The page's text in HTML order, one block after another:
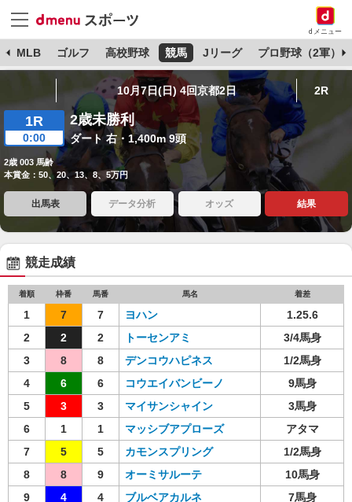
dメニュー
MLB ゴルフ 高校野球 競馬 Jリーグ プロ野球（2軍）
10月7日(日) 4回京都2日 2R
1R
0:00
2歳未勝利
ダート 右・1,400m 9頭
2歳 003 馬齢
本賞金：50、20、13、8、5万円
出馬表 データ分析 オッズ 結果
競走成績
着順 枠番 馬番 馬名 着差
1 7 7 ヨハン
1.25.6
2
2 2 トーセンアミ
3/4馬身
3
8 8 デンコウハピネス
1/2馬身
4
6 6 コウエイバンビーノ
9馬身
5
3 3 マイサンシャイン
3馬身
6
1 1 マッシブアプローズ
アタマ
7
5 5 カモンスプリング
1/2馬身
8
8 9 オーミサルーテ
10馬身
9
4 4 ブルベアカルネ 7馬身